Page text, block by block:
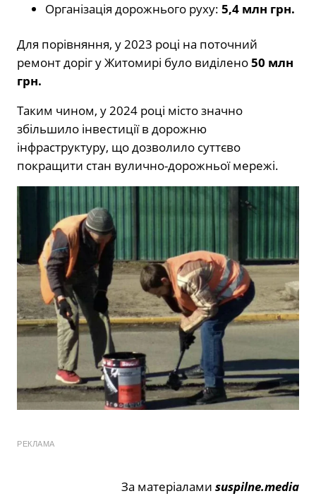
Організація дорожнього руху: 5,4 млн грн.
Для порівняння, у 2023 році на поточний
ремонт доріг у Житомирі було виділено50 млн
грн.
Таким чином, у 2024 році місто значно
збільшило інвестиції в дорожню
інфраструктуру, що дозволило суттєво
покращити стан вулично-дорожньої мережі.
РЕКЛАМА
За матеріалами suspilne.media